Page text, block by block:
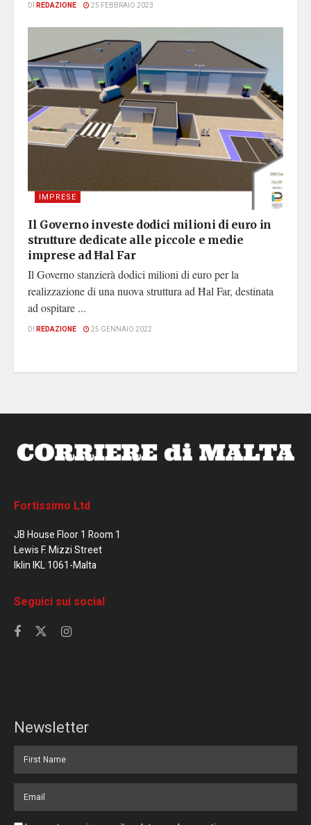
DI REDAZIONE 25 FEBBRAIO 2023
IMPRESE
Il Governo investe dodici milioni di euro in
strutture dedicate alle piccole e medie
imprese ad Ħal Far
Il Governo stanzierà dodici milioni di euro per la
realizzazione di una nuova struttura ad Ħal Far, destinata
ad ospitare ...
DI REDAZIONE 25 GENNAIO 2022
Fortissimo Ltd
JB House Floor 1 Room 1
Lewis F. Mizzi Street
Iklin IKL 1061-Malta
Seguici sui social
Newsletter